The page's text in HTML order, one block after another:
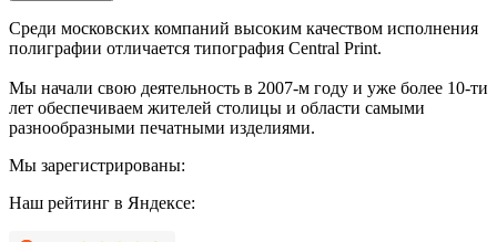
Среди московских компаний высоким качеством исполнения
полиграфии отличается типография Central Print.
Мы начали свою деятельность в 2007-м году и уже более 10-ти
лет обеспечиваем жителей столицы и области самыми
разнообразными печатными изделиями.
Мы зарегистрированы:
Наш рейтинг в Яндексе: